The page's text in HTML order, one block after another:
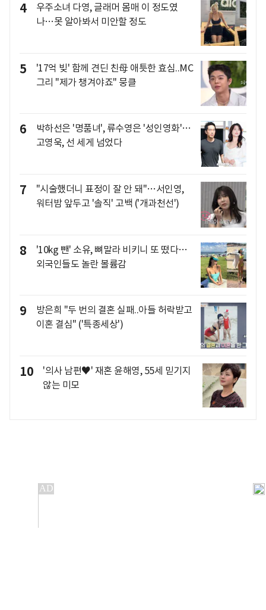
4
우주소녀 다영, 글래머 몸매 이 정도였
나…못 알아봐서 미안할 정도
5
'17억 빚' 함께 견딘 친母 애틋한 효심..MC
그리 "제가 챙겨야죠" 뭉클
6
박하선은 '명품녀', 류수영은 '성인영화'…
고영욱, 선 세게 넘었다
7
"시술했더니 표정이 잘 안 돼"…서인영,
워터밤 앞두고 '솔직' 고백 ('개과천선')
8
'10kg 뺀' 소유, 뼈말라 비키니 또 떴다…
외국인들도 놀란 볼륨감
9
방은희 "두 번의 결혼 실패..아들 허락받고
이혼 결심" ('특종세상')
10
'의사 남편♥' 재혼 윤해영, 55세 믿기지
않는 미모